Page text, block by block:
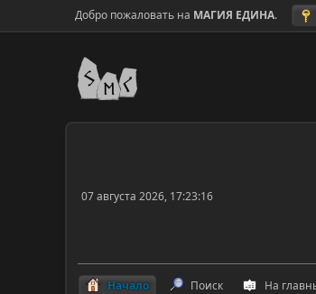
Добро пожаловать на МАГИЯ ЕДИНА.
07 августа 2026, 17:23:16
Начало Поиск На